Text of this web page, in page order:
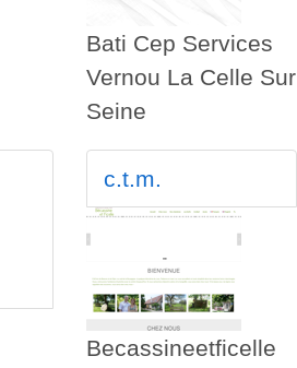
Bati Cep Services
Vernou La Celle Sur
Seine
c.t.m.
Becassineetficelle